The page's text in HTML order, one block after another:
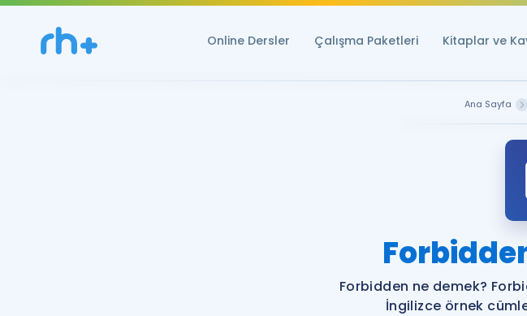
Online Dersler Çalışma Paketleri Kitaplar ve
Ana Sayfa
Forbidden ne demek?
İngilizce örnek